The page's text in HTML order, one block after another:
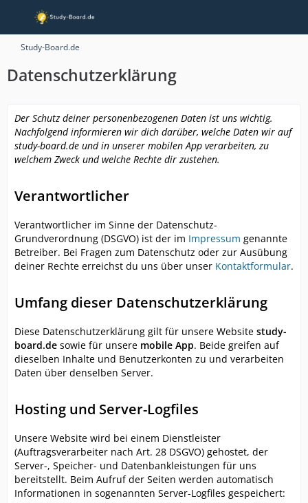
Study-Board.de
Datenschutzerklärung
Der Schutz deiner personenbezogenen Daten ist uns wichtig.
Nachfolgend informieren wir dich darüber, welche Daten wir auf
study-board.de und in unserer mobilen App verarbeiten, zu
welchem Zweck und welche Rechte dir zustehen.
Verantwortlicher
Verantwortlicher im Sinne der Datenschutz-
Grundverordnung (DSGVO) ist der im Impressum genannte
Betreiber. Bei Fragen zum Datenschutz oder zur Ausübung
deiner Rechte erreichst du uns über unser Kontaktformular.
Umfang dieser Datenschutzerklärung
Diese Datenschutzerklärung gilt für unsere Website study-
board.de sowie für unsere mobile App. Beide greifen auf
dieselben Inhalte und Benutzerkonten zu und verarbeiten
Daten über denselben Server.
Hosting und Server-Logfiles
Unsere Website wird bei einem Dienstleister
(Auftragsverarbeiter nach Art. 28 DSGVO) gehostet, der
Server-, Speicher- und Datenbankleistungen für uns
bereitstellt. Beim Aufruf der Seiten werden automatisch
Informationen in sogenannten Server-Logfiles gespeichert: